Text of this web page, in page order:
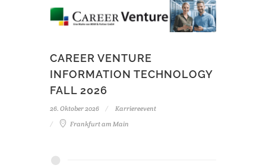
CAREER VENTURE
INFORMATION TECHNOLOGY
FALL 2026
26. Oktober 2026
Karriereevent
Frankfurt am Main